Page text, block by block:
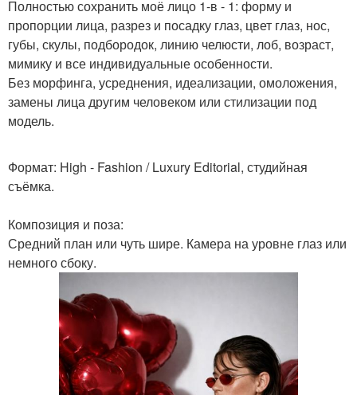
Полностью сохранить моё лицо 1-в - 1: форму и
пропорции лица, разрез и посадку глаз, цвет глаз, нос,
губы, скулы, подбородок, линию челюсти, лоб, возраст,
мимику и все индивидуальные особенности.
Без морфинга, усреднения, идеализации, омоложения,
замены лица другим человеком или стилизации под
модель.
Формат: High - Fashion / Luxury Editorial, студийная
съёмка.
Композиция и поза:
Средний план или чуть шире. Камера на уровне глаз или
немного сбоку.